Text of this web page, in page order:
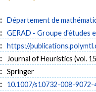
Département de
GERAD - Groupe d'études
https://
Journal of Heuristics (vol.
Springer
10.1007/s10732-008-9072-